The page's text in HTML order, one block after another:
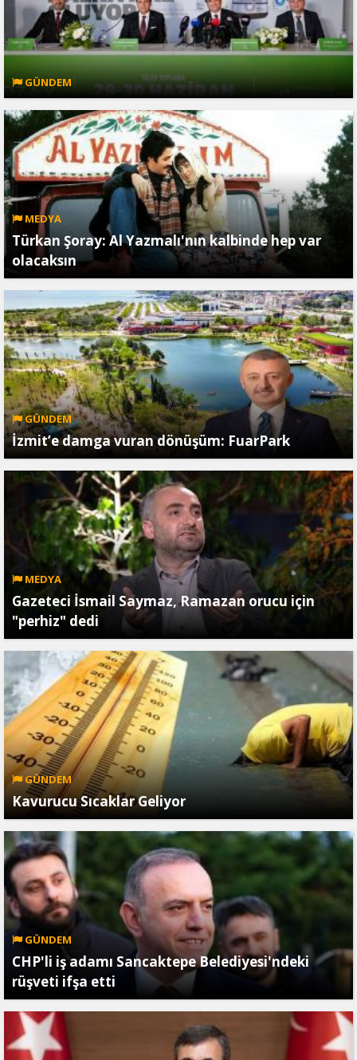
GÜNDEM
MEDYA
Türkan Şoray: Al Yazmalı'nın kalbinde hep var
olacaksın
GÜNDEM
İzmit’e damga vuran dönüşüm: FuarPark
MEDYA
Gazeteci İsmail Saymaz, Ramazan orucu için
"perhiz" dedi
GÜNDEM
Kavurucu Sıcaklar Geliyor
GÜNDEM
CHP'li iş adamı Sancaktepe Belediyesi'ndeki
rüşveti ifşa etti